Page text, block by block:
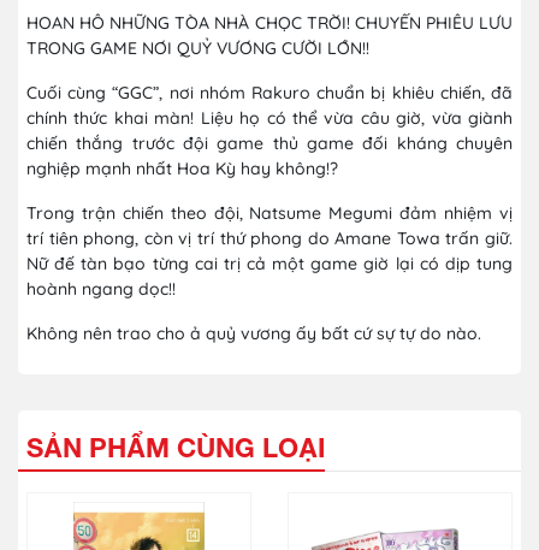
HOAN HÔ NHỮNG TÒA NHÀ CHỌC TRỜI! CHUYẾN PHIÊU LƯU
TRONG GAME NƠI QUỶ VƯƠNG CƯỜI LỚN!!
Cuối cùng “GGC”, nơi nhóm Rakuro chuẩn bị khiêu chiến, đã
chính thức khai màn! Liệu họ có thể vừa câu giờ, vừa giành
chiến thắng trước đội game thủ game đối kháng chuyên
nghiệp mạnh nhất Hoa Kỳ hay không!?
Trong trận chiến theo đội, Natsume Megumi đảm nhiệm vị
trí tiên phong, còn vị trí thứ phong do Amane Towa trấn giữ.
Nữ đế tàn bạo từng cai trị cả một game giờ lại có dịp tung
hoành ngang dọc!!
Không nên trao cho ả quỷ vương ấy bất cứ sự tự do nào.
SẢN PHẨM CÙNG LOẠI